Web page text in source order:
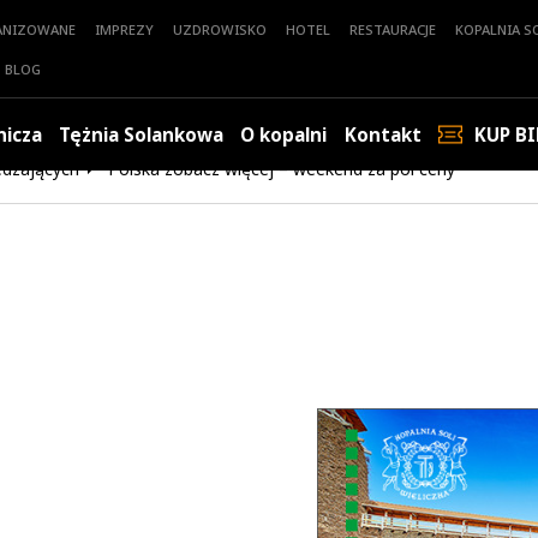
IMPREZY UZDROWISKO HOTEL RESTAURACJE
KOPALNIA
BLOG
Tężnia Solankowa O kopalni Kontakt KUP
Polska zobacz więcej – weekend za pół ceny